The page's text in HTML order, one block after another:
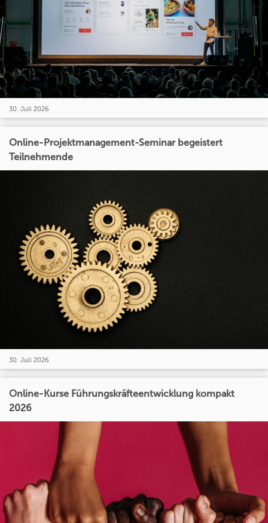
30. Juli 2026
Online-Projektmanagement-Seminar begeistert
Teilnehmende
30. Juli 2026
Online-Kurse Führungskräfteentwicklung kompakt
2026